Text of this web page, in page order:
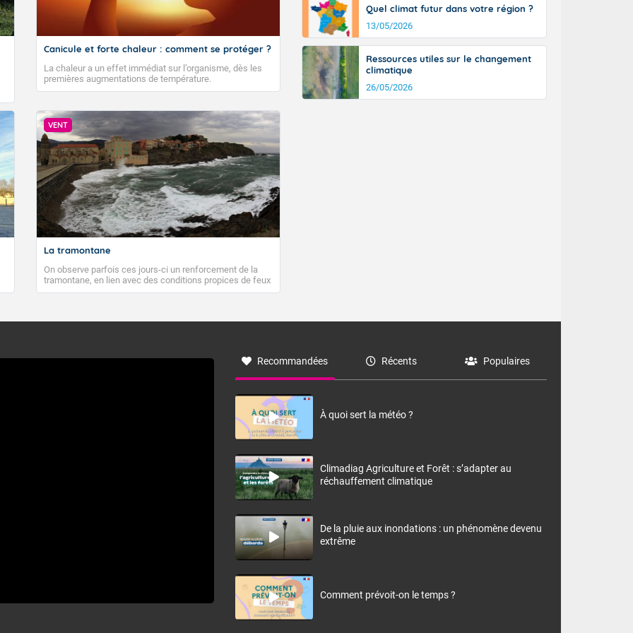
Canicule et forte chaleur : comment se protéger ?
La chaleur a un effet immédiat sur l’organisme, dès les
premières augmentations de température.
VENT
La tramontane
On observe parfois ces jours-ci un renforcement de la
tramontane, en lien avec des conditions propices de feux
de forêt. Mais qu'est-ce que la tramontane ? Quelles sont
à nord-ouest, dans un secteur qui part du Roussillon à la
monts, en allusion aux régions montagneuses d’où
Quel climat futur dans votre région ?
13/05/2026
Ressources utiles sur le changement
climatique
26/05/2026
Recommandées Récents Populaires
À quoi sert la météo ?
Climadiag Agriculture et Forêt : s’adapter au
réchauffement climatique
De la pluie aux inondations : un phénomène devenu
extrême
Comment prévoit-on le temps ?